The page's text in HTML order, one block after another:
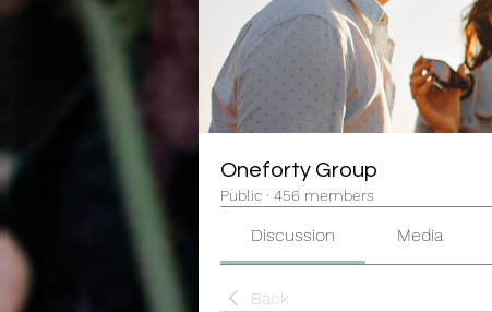
Oneforty Group
Public · 456 members
Discussion Media
Back